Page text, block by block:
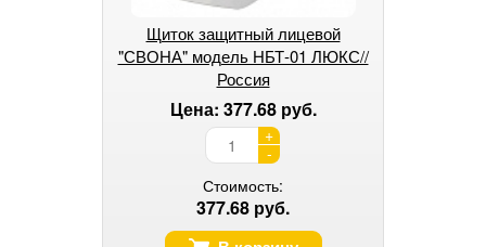
Щиток защитный лицевой
"СВОНА" модель НБТ-01 ЛЮКС//
Россия
Цена: 377.68 руб.
+
-
Стоимость:
377.68 руб.